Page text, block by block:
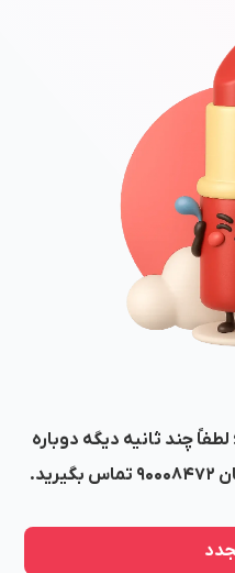
چند ثانیه دیگه دوباره
۹۰۰۰۸۴۷۲ تماس بگیرید.